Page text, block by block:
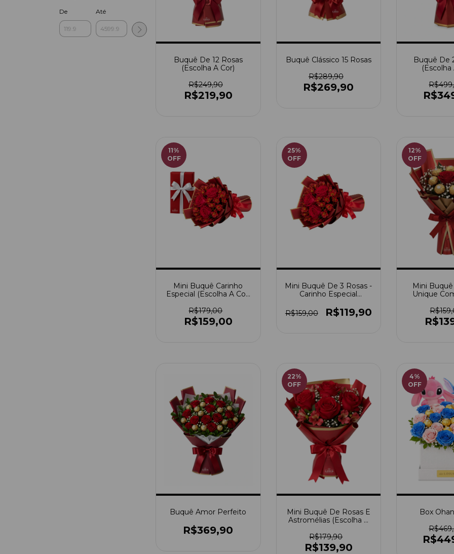
De Até
Buquê De 12 Rosas
(Escolha A Cor)
R$249,90
R$219,90
Buquê Clássico 15 Rosas
R$289,90
R$269,90
Buquê De
(Escolha
11%
OFF
Mini Buquê Carinho
Especial (Escolha A Cor)
R$179,00
R$159,00
25%
OFF
Mini Buquê De 3 Rosas -
Carinho Especial
R$159,00
R$119,90
12%
OFF
Mini
Unique
Buquê Amor Perfeito
R$369,90
22%
OFF
Mini Buquê De Rosas E
Astromélias (Escolha A
R$179,90
R$139,90
4%
OFF
Box